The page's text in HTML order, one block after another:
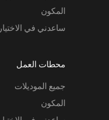
المكون
ساعدني في الاختيار
محطات العمل
جميع الموديلات
المكون